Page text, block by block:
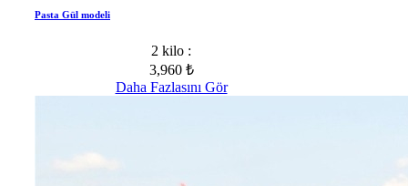
Pasta Gül modeli
2 kilo :
3,960 ₺
Daha Fazlasını Gör